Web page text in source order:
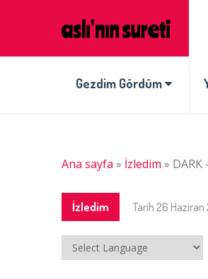
Gezdim Gördüm
Ana sayfa » İzledim » DARK
İzledim Tarih 26 Haziran